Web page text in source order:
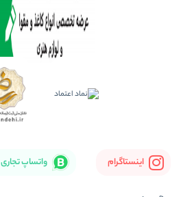
اینستاگرام واتساپ تجاری